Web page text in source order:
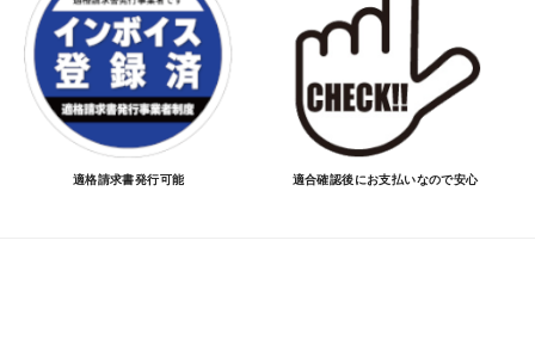
適格請求書発行可能 適合確認後にお支払いなので安心